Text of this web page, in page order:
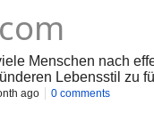
Menschen nach
Lebensstil zu
Zusammenhang
ago 0 comments